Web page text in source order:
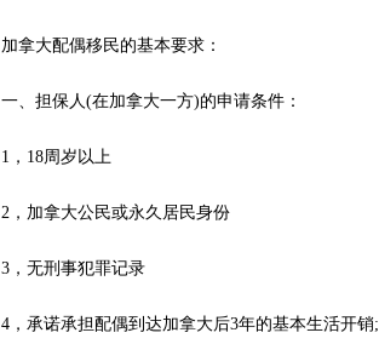
加拿大配偶移民的基本要求：
一、担保人(在加拿大一方)的申请条件：
1，18周岁以上
2，加拿大公民或永久居民身份
3，无刑事犯罪记录
4，承诺承担配偶到达加拿大后3年的基本生活开销;